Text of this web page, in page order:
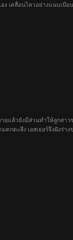
ง เคลื่อนไหวอย่างแนบเนี
ยแล้วยังมีส่วนทำให้ลูกสา
ตะลึง เอสเธอร์จึงฝังร่า